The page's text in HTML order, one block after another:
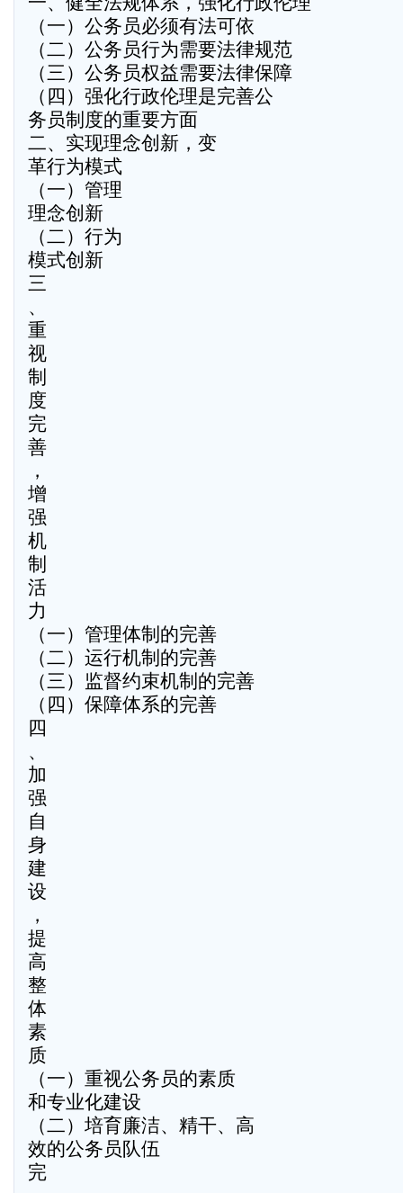
（一）公务员必须有法可依
（二）公务员行为需要法律规范
（三）公务员权益需要法律保障
（四）强化行政伦理是完善公
务员制度的重要方面
二、实现理念创新，变
革行为模式
（一）管理
理念创新
（二）行为
模式创新
三
、
重
视
制
度
完
善
，
增
强
机
制
活
力
（一）管理体制的完善
（二）运行机制的完善
（三）监督约束机制的完善
（四）保障体系的完善
四
、
加
强
自
身
建
设
，
提
高
整
体
素
质
（一）重视公务员的素质
和专业化建设
（二）培育廉洁、精干、高
效的公务员队伍
完